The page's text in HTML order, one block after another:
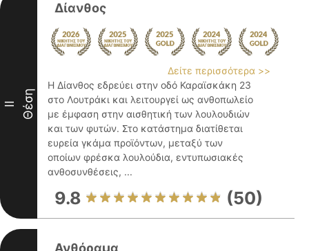
II Θέση
Δίανθος
Δείτε περισσότερα >>
Η Δίανθος εδρεύει στην οδό Καραϊσκάκη 23
στο Λουτράκι και λειτουργεί ως ανθοπωλείο
με έμφαση στην αισθητική των λουλουδιών
και των φυτών. Στο κατάστημα διατίθεται
ευρεία γκάμα προϊόντων, μεταξύ των
οποίων φρέσκα λουλούδια, εντυπωσιακές
ανθοσυνθέσεις, ...
9.8 (50)
Ανθόραμα